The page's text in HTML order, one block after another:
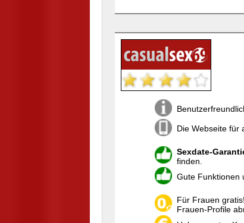
Die Webseite für
Sexdate-
finden.
Gute Funktionen
Für Frauen
Frauen-Profile